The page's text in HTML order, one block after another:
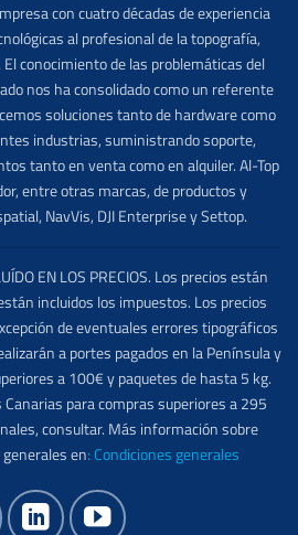
con cuatro décadas de experiencia
al profesional de la topografía,
conocimiento de las problemáticas del
nos ha consolidado como un referente
soluciones tanto de hardware como
industrias, suministrando soporte,
tanto en venta como en alquiler. Al-Top
entre otras marcas, de productos y
NavVis, DJI Enterprise y Settop.
EN LOS PRECIOS. Los precios están
incluidos los impuestos. Los precios
de eventuales errores tipográficos
a portes pagados en la Península y
a 100€ y paquetes de hasta 5 kg.
para compras superiores a 295
consultar. Más información sobre
en: Condiciones generales